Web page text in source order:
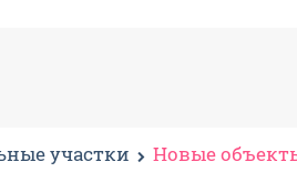
участки Новые